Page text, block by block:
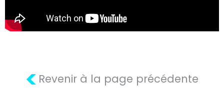
< Revenir à la page précédente